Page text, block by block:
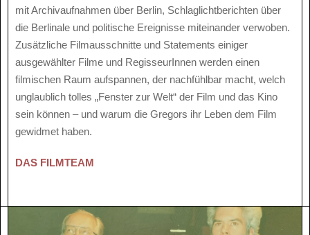
mit Archivaufnahmen über Berlin, Schlaglichtberichten über
die Berlinale und politische Ereignisse miteinander verwoben.
Zusätzliche Filmausschnitte und Statements einiger
ausgewählter Filme und RegisseurInnen werden einen
filmischen Raum aufspannen, der nachfühlbar macht, welch
unglaublich tolles „Fenster zur Welt“ der Film und das Kino
sein können – und warum die Gregors ihr Leben dem Film
gewidmet haben.
DAS FILMTEAM